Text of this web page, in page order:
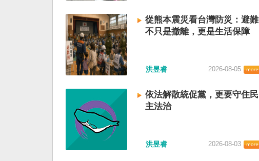
從熊本震災看台灣防災：避難
不只是撤離，更是生活保障
洪昱睿 2026-08-05
依法解散統促黨，更要守住民
主法治
洪昱睿 2026-08-03